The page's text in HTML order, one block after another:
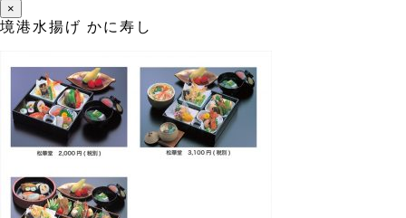
×
境港水揚げ かに寿し